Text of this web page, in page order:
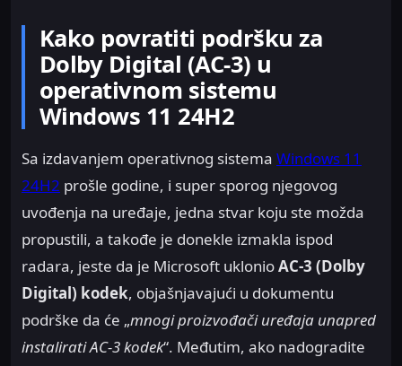
Kako povratiti podršku za
Dolby Digital (AC-3) u
operativnom sistemu
Windows 11 24H2
Sa izdavanjem operativnog sistema Windows 11
24H2 prošle godine, i super sporog njegovog
uvođenja na uređaje, jedna stvar koju ste možda
propustili, a takođe je donekle izmakla ispod
radara, jeste da je Microsoft uklonioAC-3 (Dolby
Digital) kodek, objašnjavajući u dokumentu
podrške da će „mnogi proizvođači uređaja unapred
instalirati AC-3 kodek“. Međutim, ako nadogradite